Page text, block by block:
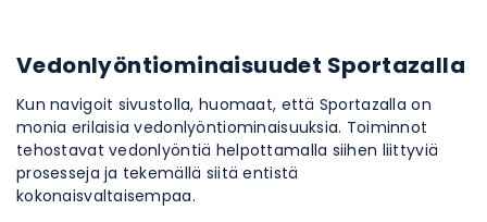
Vedonlyöntiominaisuudet Sportazalla
Kun navigoit sivustolla, huomaat, että Sportazalla on
monia erilaisia ​​vedonlyöntiominaisuuksia. Toiminnot
tehostavat vedonlyöntiä helpottamalla siihen liittyviä
prosesseja ja tekemällä siitä entistä
kokonaisvaltaisempaa.